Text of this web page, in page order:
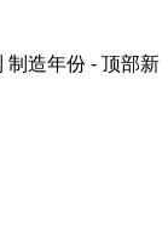
制造年份 - 顶部新